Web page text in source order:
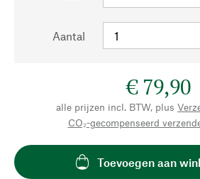
Aantal
€ 79,90
alle prijzen incl. BTW, plus
CO₂-gecompenseerd
Toevoegen aan